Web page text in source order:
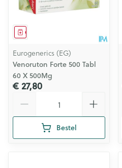
Geneesmiddel
Eurogenerics (EG)
Venoruton Forte 500 Tabl
60 X 500Mg
€ 27,80
Bestel